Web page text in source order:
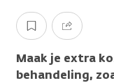
Opslaan Delen
Maak je extra
behandeling,